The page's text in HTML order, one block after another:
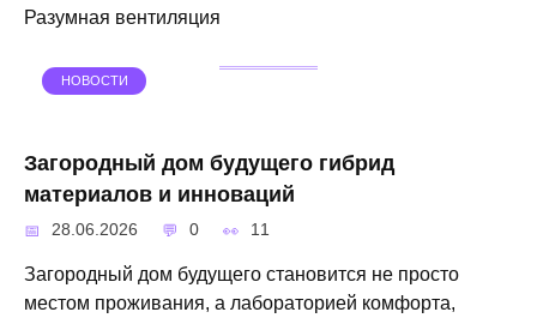
Разумная вентиляция
НОВОСТИ
Загородный дом будущего гибрид
материалов и инноваций
28.06.2026 0 11
Загородный дом будущего становится не просто
местом проживания, а лабораторией комфорта,